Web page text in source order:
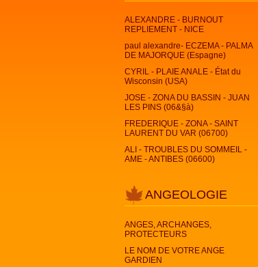
ALEXANDRE - BURNOUT
REPLIEMENT - NICE
paul alexandre- ECZEMA - PALMA
DE MAJORQUE (Espagne)
CYRIL - PLAIE ANALE - État du
Wisconsin (USA)
JOSE - ZONA DU BASSIN - JUAN
LES PINS (06&§à)
FREDERIQUE - ZONA - SAINT
LAURENT DU VAR (06700)
ALI - TROUBLES DU SOMMEIL -
AME - ANTIBES (06600)
ANGEOLOGIE
ANGES, ARCHANGES,
PROTECTEURS
LE NOM DE VOTRE ANGE
GARDIEN